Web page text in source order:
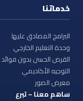
خدماتنا
البرامج المصادق عليها
وحدة التعليم الخارجي
القرض الحسن بدون فوائد
التوجيه الأكاديمي
معرض الصور
ساهم معنا – تبرع